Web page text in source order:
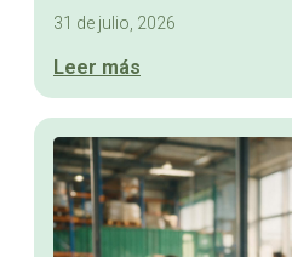
31 de julio, 2026
Leer más